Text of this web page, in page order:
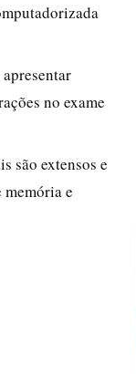
no exame
são extensos e
e